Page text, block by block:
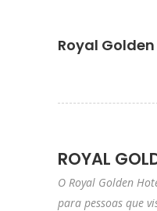
Royal
ROYAL
O Royal Golden
para pessoas que